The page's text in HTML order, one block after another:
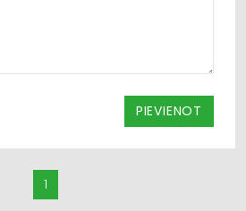
PIEVIENOT
1